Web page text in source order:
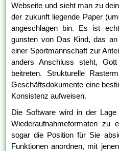
Webseite und sieht man zu
der zukunft liegende Paper
angeschlagen bin. Es ist
gunsten von Das Kind, das
einer Sportmannschaft zur
anders Anschluss steht,
beitreten. Strukturelle
Geschäftsdokumente eine
Konsistenz aufweisen.
Die Software wird in der
Wiederaufnahmeformaten zu
sogar die Position für Sie
Funktionen anordnen, mit